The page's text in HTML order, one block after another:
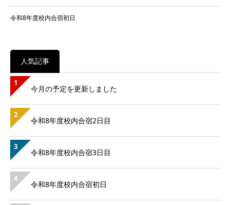
令和8年度校内合宿初日
人気記事
1
今月の予定を更新しました
2
令和8年度校内合宿2日目
3
令和8年度校内合宿3日目
4
令和8年度校内合宿初日